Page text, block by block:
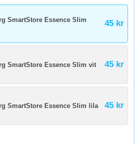
SmartStore Essence Slim
45 kr
SmartStore Essence Slim vit 45 kr
SmartStore Essence Slim lila 45 kr